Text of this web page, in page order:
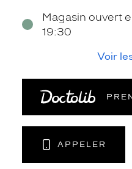
Magasin ouvert
19:30
Voir
APPELER